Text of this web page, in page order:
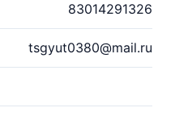
83014291326
tsgyut0380@mail.ru